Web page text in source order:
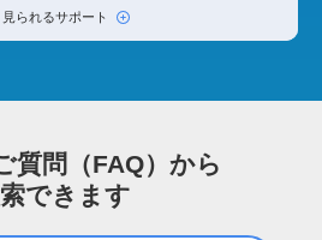
見られるサポート
質問（FAQ）から
できます